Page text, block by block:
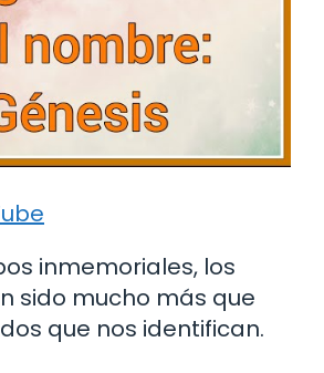
inmemoriales, los
sido mucho más que
que nos identifican.